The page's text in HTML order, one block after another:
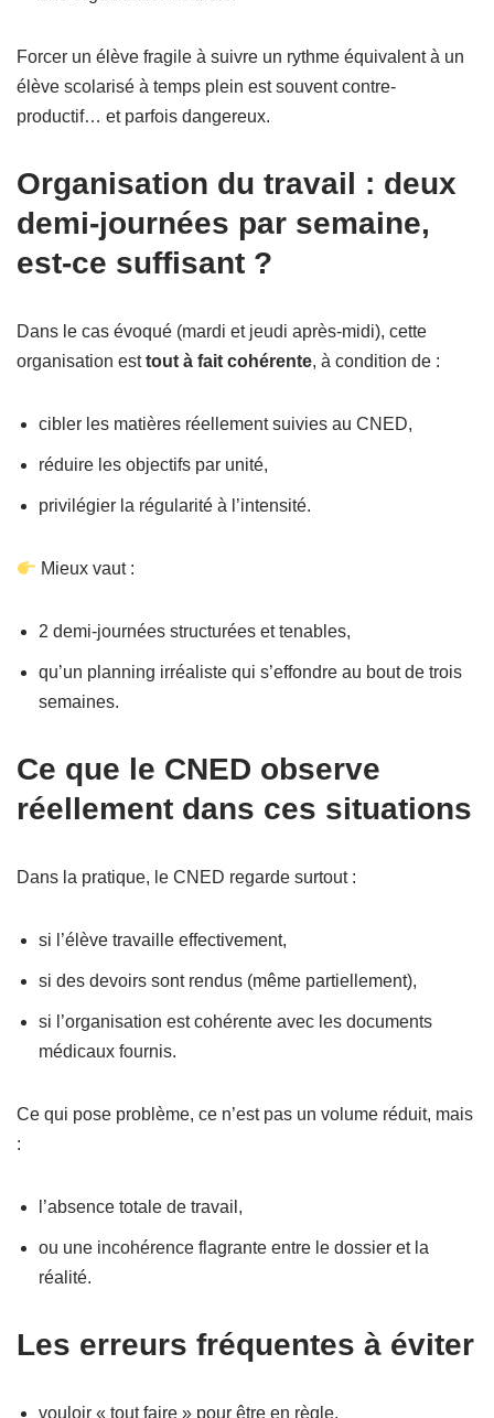
Forcer un élève fragile à suivre un rythme équivalent à un
élève scolarisé à temps plein est souvent contre-
productif… et parfois dangereux.
Organisation du travail : deux
demi-journées par semaine,
est-ce suffisant ?
Dans le cas évoqué (mardi et jeudi après-midi), cette
organisation esttout à fait cohérente, à condition de :
cibler les matières réellement suivies au CNED,
réduire les objectifs par unité,
privilégier la régularité à l’intensité.
Mieux vaut :
2 demi-journées structurées et tenables,
qu’un planning irréaliste qui s’effondre au bout de trois
semaines.
Ce que le CNED observe
réellement dans ces situations
Dans la pratique, le CNED regarde surtout :
si l’élève travaille effectivement,
si des devoirs sont rendus (même partiellement),
si l’organisation est cohérente avec les documents
médicaux fournis.
Ce qui pose problème, ce n’est pas un volume réduit, mais
:
l’absence totale de travail,
ou une incohérence flagrante entre le dossier et la
réalité.
Les erreurs fréquentes à éviter
vouloir « tout faire » pour être en règle,